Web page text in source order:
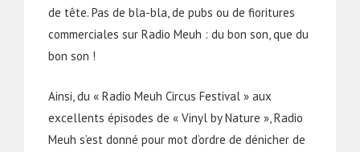
de tête. Pas de bla-bla, de pubs ou de fioritures
commerciales sur Radio Meuh : du bon son, que du
bon son !
Ainsi, du « Radio Meuh Circus Festival » aux
excellents épisodes de « Vinyl by Nature », Radio
Meuh s’est donné pour mot d’ordre de dénicher de